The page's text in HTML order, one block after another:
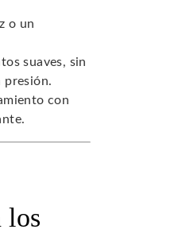
o un
suaves, sin
presión.
con
los